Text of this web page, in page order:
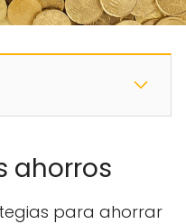
ahorros
para ahorrar